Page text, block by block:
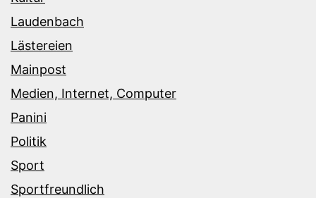
Laudenbach
Lästereien
Mainpost
Medien, Internet, Computer
Panini
Politik
Sport
Sportfreundlich